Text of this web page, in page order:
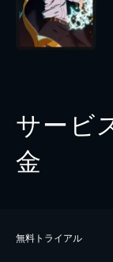
サービ
金
無料トライアル